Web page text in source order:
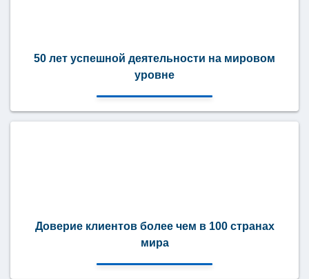
50 лет успешной деятельности на мировом
уровне
Доверие клиентов более чем в 100 странах
мира